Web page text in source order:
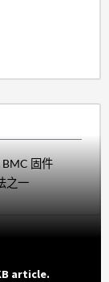
BMC 固件
之一
article.